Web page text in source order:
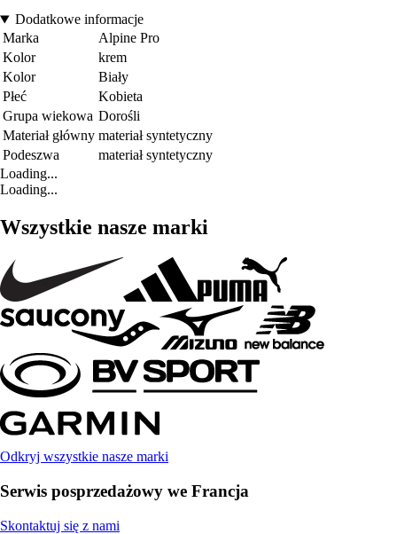
Dodatkowe informacje
Marka
Alpine Pro
Kolor
krem
Kolor
Biały
Płeć
Kobieta
Grupa wiekowa Dorośli
Materiał główny materiał syntetyczny
Podeszwa
materiał syntetyczny
Loading...
Loading...
Wszystkie nasze marki
Odkryj wszystkie nasze marki
Serwis posprzedażowy we Francja
Skontaktuj się z nami